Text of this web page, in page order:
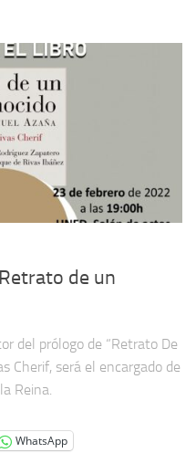
de un
del prólogo de “Retrato De
Cherif, será el encargado de
Reina.
WhatsApp